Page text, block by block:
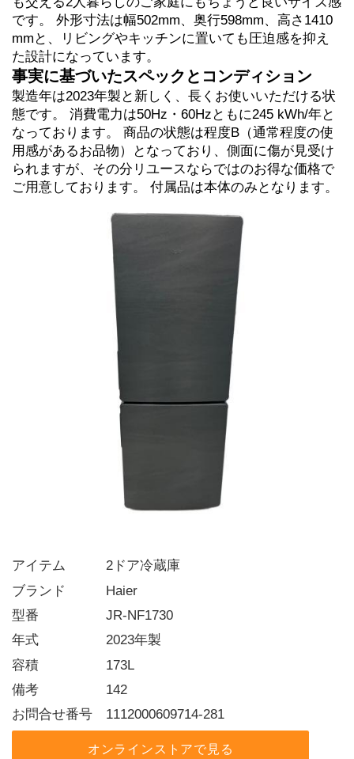
です。 外形寸法は幅502mm、奥行598mm、高さ1410
mmと、リビングやキッチンに置いても圧迫感を抑え
た設計になっています。
事実に基づいたスペックとコンディション
製造年は2023年製と新しく、長くお使いいただける状
態です。 消費電力は50Hz・60Hzともに245 kWh/年と
なっております。 商品の状態は程度B（通常程度の使
用感があるお品物）となっており、側面に傷が見受け
られますが、その分リユースならではのお得な価格で
ご用意しております。 付属品は本体のみとなります。
アイテム   2ドア冷蔵庫
ブランド   Haier
型番     JR-NF1730
年式     2023年製
容積     173L
備考     142
お問合せ番号 1112000609714-281
オンラインストアで見る